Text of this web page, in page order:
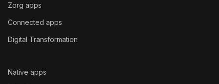
Zorg apps
Connected apps
Digital Transformation
Native apps